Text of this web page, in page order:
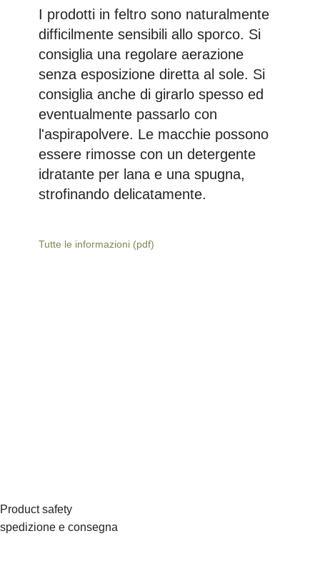
I prodotti in feltro sono naturalmente
difficilmente sensibili allo sporco. Si
consiglia una regolare aerazione
senza esposizione diretta al sole. Si
consiglia anche di girarlo spesso ed
eventualmente passarlo con
l'aspirapolvere. Le macchie possono
essere rimosse con un detergente
idratante per lana e una spugna,
strofinando delicatamente.
Tutte le informazioni (pdf)
Product safety
spedizione e consegna